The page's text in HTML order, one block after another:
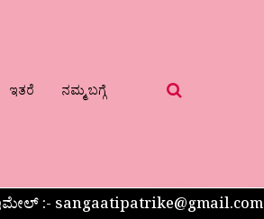
ಇತರೆ ನಮ್ಮ ಬಗ್ಗೆ
:- sangaatipatrike@gmail.com